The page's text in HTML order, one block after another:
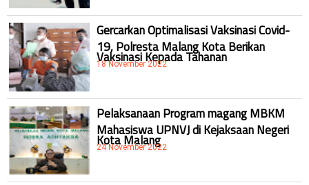
Gercarkan Optimalisasi Vaksinasi Covid-
19, Polresta Malang Kota Berikan
Vaksinasi Kepada Tahanan
18 November 2022
Pelaksanaan Program magang MBKM
Mahasiswa UPNVJ di Kejaksaan Negeri
Kota Malang
24 November 2022